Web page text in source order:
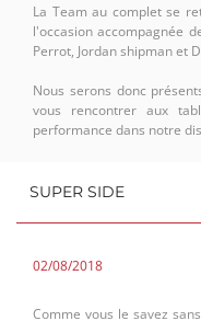
La Team au complet se
l'occasion accompagnée
Perrot, Jordan shipman et
Nous serons donc
vous rencontrer aux
performance dans notre
SUPER SIDE
02/08/2018
Comme vous le savez